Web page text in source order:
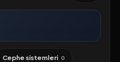
Cephe sistemleri 0